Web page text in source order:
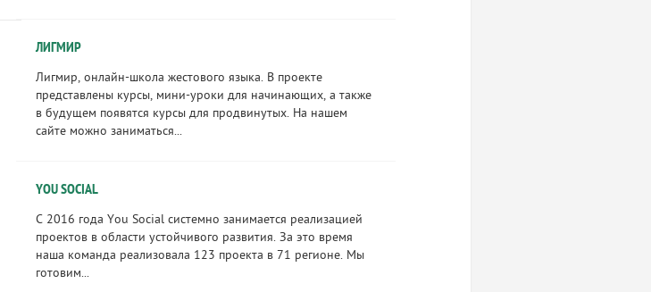
ЛИГМИР
Лигмир, онлайн-школа жестового языка. В проекте
представлены курсы, мини-уроки для начинающих, а также
в будущем появятся курсы для продвинутых. На нашем
сайте можно заниматься...
YOU SOCIAL
С 2016 года You Social системно занимается реализацией
проектов в области устойчивого развития. За это время
наша команда реализовала 123 проекта в 71 регионе. Мы
готовим...